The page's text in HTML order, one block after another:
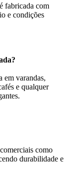
fabricada com
e condições
em varandas,
e qualquer
como
durabilidade e